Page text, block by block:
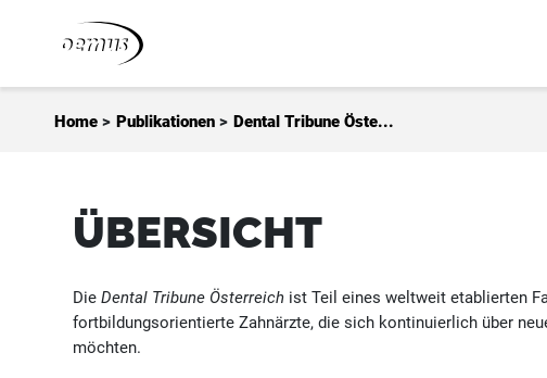
Home > Publikationen > Dental Tribune Öste...
ÜBERSICHT
DieDental Tribune Österreich ist Teil eines weltweit etablierten
fortbildungsorientierte Zahnärzte, die sich kontinuierlich über
möchten.